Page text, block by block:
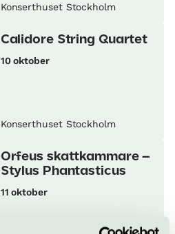
Konserthuset Stockholm
Calidore String Quartet
10 oktober
Konserthuset Stockholm
Orfeus skattkammare –
Stylus Phantasticus
11 oktober